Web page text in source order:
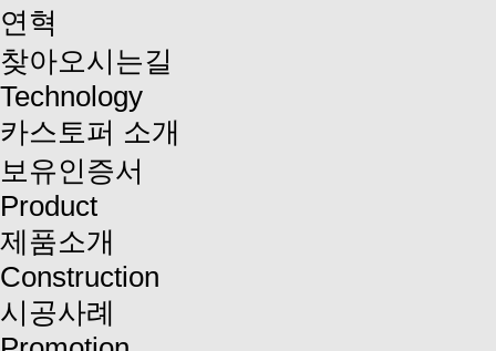
연혁
찾아오시는길
Technology
카스토퍼 소개
보유인증서
Product
제품소개
Construction
시공사례